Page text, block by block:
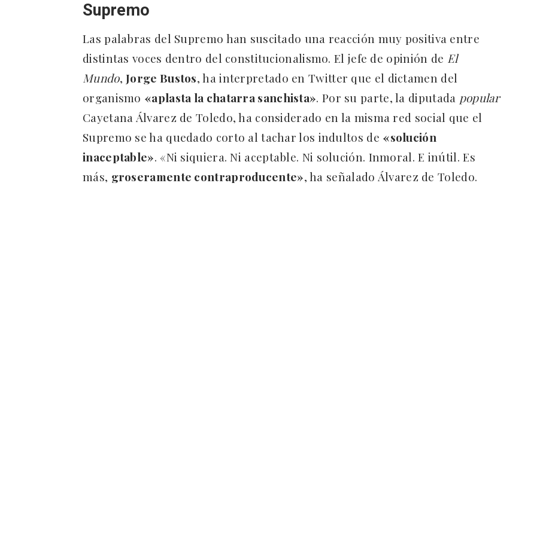
Supremo
Las palabras del Supremo han suscitado una reacción muy positiva entre
distintas voces dentro del constitucionalismo. El jefe de opinión de El
Mundo,Jorge Bustos, ha interpretado en Twitter que el dictamen del
organismo «aplasta la chatarra sanchista». Por su parte, la diputada popular
Cayetana Álvarez de Toledo, ha considerado en la misma red social que el
Supremo se ha quedado corto al tachar los indultos de «solución
inaceptable». «Ni siquiera. Ni aceptable. Ni solución. Inmoral. E inútil. Es
más, groseramente contraproducente», ha señalado Álvarez de Toledo.